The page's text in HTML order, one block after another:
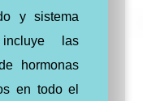
y sistema
las
hormonas
en todo el